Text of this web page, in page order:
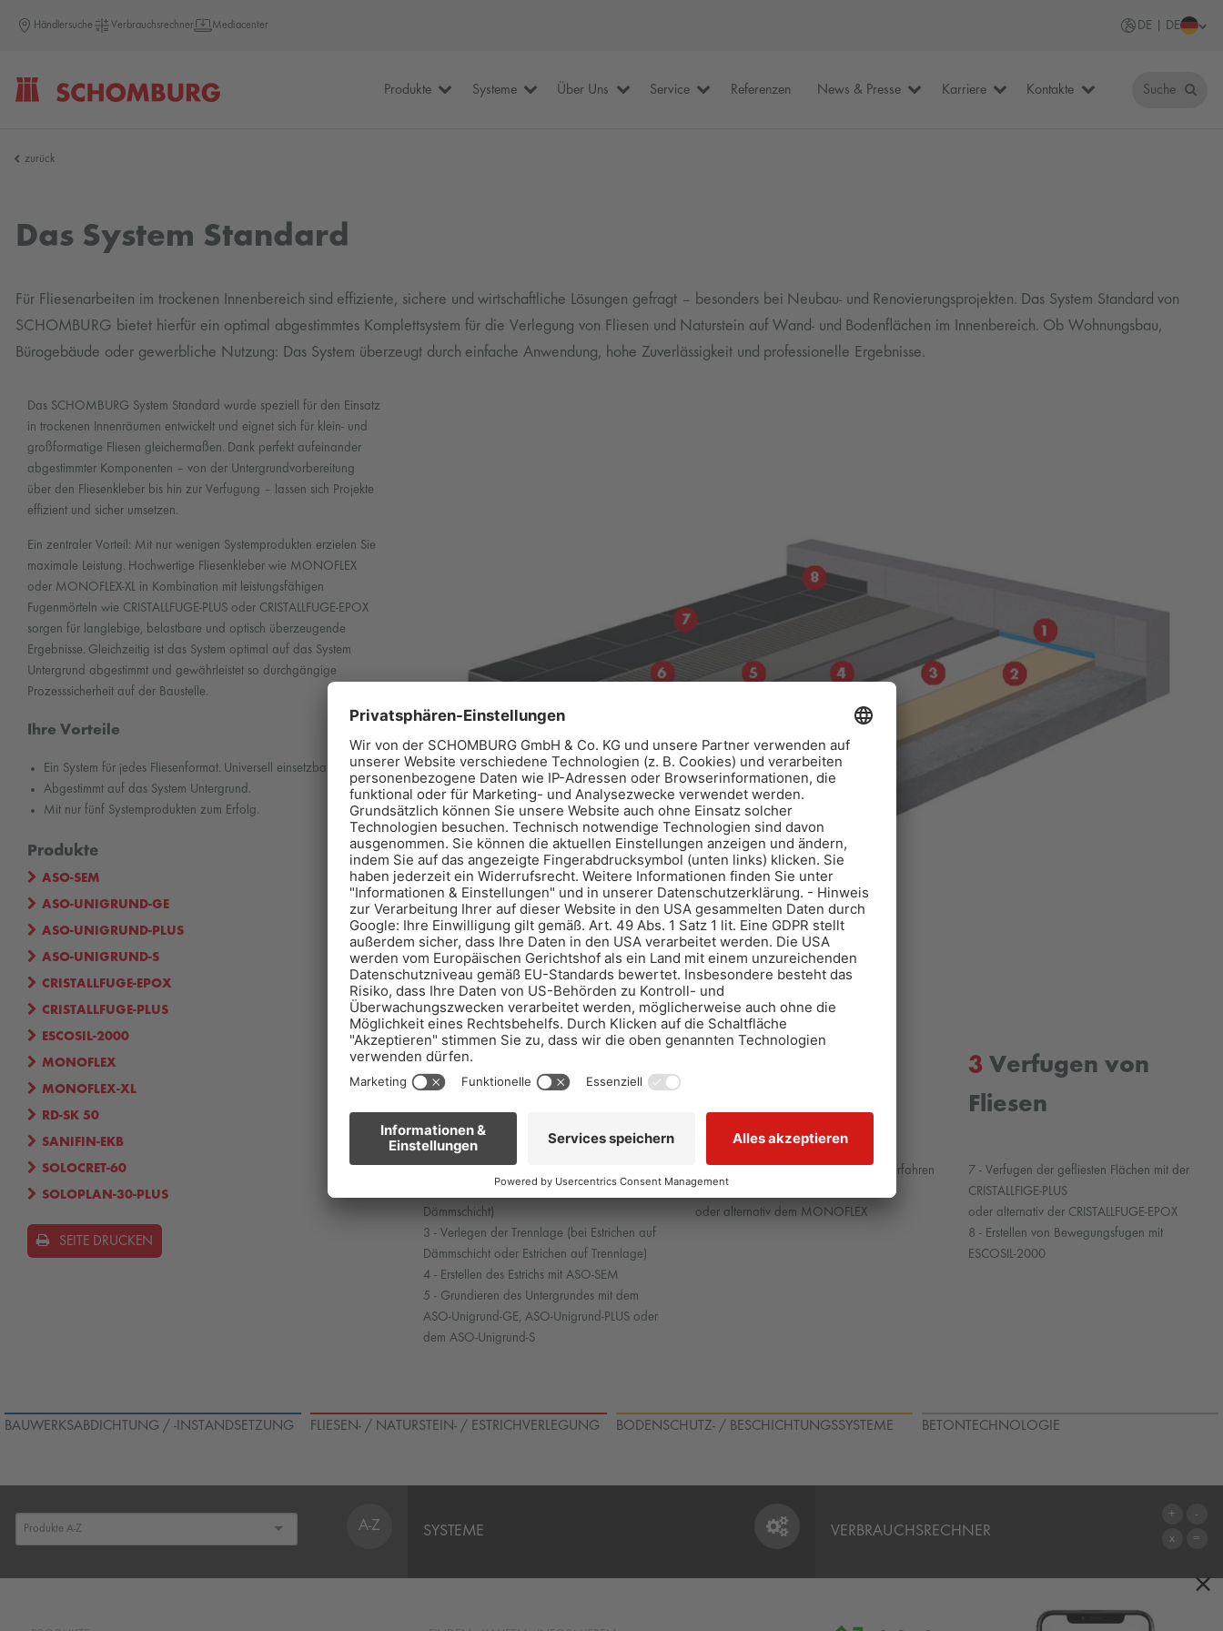
×
Händlersuche Verbrauchsrechner Mediacenter DE | DE
Produkte Systeme Über Uns Service Referenzen News & Presse Karriere Kontakte Suche
zurück
Das System Standard
Für Fliesenarbeiten im trockenen Innenbereich sind effiziente, sichere und wirtschaftliche Lösungen gefragt – besonders bei Neubau- und Renovierungsprojekten. Das System Standard von
SCHOMBURG bietet hierfür ein optimal abgestimmtes Komplettsystem für die Verlegung von Fliesen und Naturstein auf Wand- und Bodenflächen im Innenbereich. Ob Wohnungsbau,
Bürogebäude oder gewerbliche Nutzung: Das System überzeugt durch einfache Anwendung, hohe Zuverlässigkeit und professionelle Ergebnisse.
Das SCHOMBURG System Standard wurde speziell für den Einsatz
in trockenen Innenräumen entwickelt und eignet sich für klein- und
großformatige Fliesen gleichermaßen. Dank perfekt aufeinander
abgestimmter Komponenten – von der Untergrundvorbereitung
über den Fliesenkleber bis hin zur Verfugung – lassen sich Projekte
effizient und sicher umsetzen.
Ein zentraler Vorteil: Mit nur wenigen Systemprodukten erzielen Sie
maximale Leistung. Hochwertige Fliesenkleber wie MONOFLEX
oder MONOFLEX-XL in Kombination mit leistungsfähigen
Fugenmörteln wie CRISTALLFUGE-PLUS oder CRISTALLFUGE-EPOX
sorgen für langlebige, belastbare und optisch überzeugende
Ergebnisse. Gleichzeitig ist das System optimal auf das System
Untergrund abgestimmt und gewährleistet so durchgängige
Prozesssicherheit auf der Baustelle.
Ihre Vorteile
Ein System für jedes Fliesenformat. Universell einsetzbar.
Abgestimmt auf das System Untergrund.
Mit nur fünf Systemprodukten zum Erfolg.
Produkte
ASO-SEM
ASO-UNIGRUND-GE
ASO-UNIGRUND-PLUS
ASO-UNIGRUND-S
CRISTALLFUGE-EPOX
CRISTALLFUGE-PLUS
ESCOSIL-2000
MONOFLEX
MONOFLEX-XL
RD-SK 50
SANIFIN-EKB
SOLOCRET-60
SOLOPLAN-30-PLUS
SEITE DRUCKEN
1Untergrund
2 - Verlegen der Dämmschicht (bei Estrich auf
Dämmschicht)
3 - Verlegen der Trennlage (bei Estrichen auf
Dämmschicht oder Estrichen auf Trennlage)
4 - Erstellen des Estrichs mit ASO-SEM
5 - Grundieren des Untergrundes mit dem
ASO-Unigrund-GE, ASO-Unigrund-PLUS oder
dem ASO-Unigrund-S
6 - Verlegen von Fliesen im Dünnbettverfahren
oder alternativ dem MONOFLEX
3 Verfugen von
Fliesen
7 - Verfugen der gefliesten Flächen mit der
CRISTALLFIGE-PLUS
oder alternativ der CRISTALLFUGE-EPOX
8 - Erstellen von Bewegungsfugen mit
ESCOSIL-2000
BAUWERKSABDICHTUNG / -INSTANDSETZUNG FLIESEN- / NATURSTEIN- / ESTRICHVERLEGUNG BODENSCHUTZ- / BESCHICHTUNGSSYSTEME BETONTECHNOLOGIE
A-Z SYSTEME VERBRAUCHSRECHNER
ZUM VERBRAUCHSRECHNER